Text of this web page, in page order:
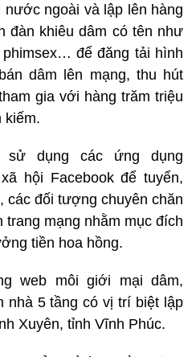
ngoài và lập lên hàng
đàn khiêu dâm có tên như
phimsex… để đăng tải hình
dâm lên mạng, thu hút
gia với hàng trăm triệu
kiếm.
sử dụng các ứng dụng
hội Facebook để tuyển,
các đối tượng chuyên chăn
trang mạng nhằm mục đích
tiền hoa hồng.
web môi giới mại dâm,
nhà 5 tầng có vị trí biệt lập
Xuyên, tỉnh Vĩnh Phúc.